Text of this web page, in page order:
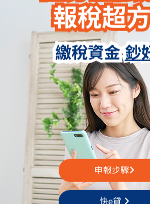
報稅超
繳稅資金鈔
申報步驟
快e貸